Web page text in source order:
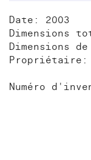
Date: 2003
Dimensions
Dimensions
Propriétaire:
Numéro